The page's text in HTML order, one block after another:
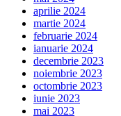
aprilie 2024
martie 2024
februarie 2024
ianuarie 2024
decembrie 2023
noiembrie 2023
octombrie 2023
iunie 2023
mai 2023